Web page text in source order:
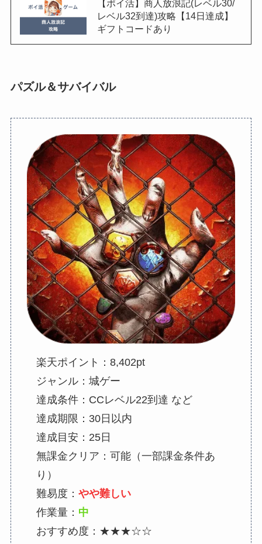
【ポイ活】商人放浪記(レベル30/
レベル32到達)攻略【14日達成】
ギフトコードあり
パズル＆サバイバル
楽天ポイント：8,402pt
ジャンル：城ゲー
達成条件：CCレベル22到達 など
達成期限：30日以内
達成目安：25日
無課金クリア：可能（一部課金条件あ
り）
難易度： やや難しい
作業量： 中
おすすめ度：★★★☆☆